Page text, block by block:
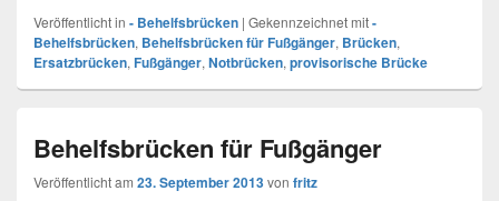
Veröffentlicht in - Behelfsbrücken | Gekennzeichnet mit-
Behelfsbrücken, Behelfsbrücken für Fußgänger, Brücken,
Ersatzbrücken, Fußgänger, Notbrücken, provisorische Brücke
Behelfsbrücken für Fußgänger
Veröffentlicht am 23. September 2013von fritz